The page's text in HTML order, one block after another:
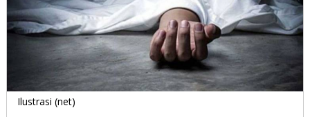
Ilustrasi (net)